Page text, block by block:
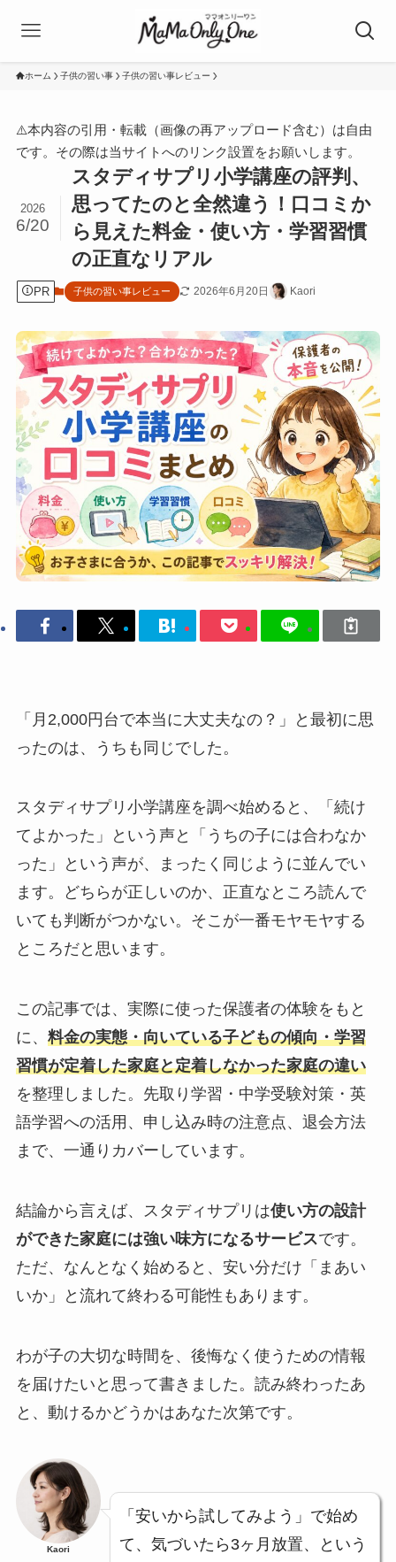
ホーム 子供の習い事 子供の習い事レビュー
⚠️本内容の引用・転載（画像の再アップロード含む）は自由
です。その際は当サイトへのリンク設置をお願いします。
スタディサプリ小学講座の評判、
思ってたのと全然違う！口コミか
ら見えた料金・使い方・学習習慣
の正直なリアル
2026
6/20
PR 子供の習い事レビュー 2026年6月20日 Kaori
「月2,000円台で本当に大丈夫なの？」と最初に思
ったのは、うちも同じでした。
スタディサプリ小学講座を調べ始めると、「続け
てよかった」という声と「うちの子には合わなか
った」という声が、まったく同じように並んでい
ます。どちらが正しいのか、正直なところ読んで
いても判断がつかない。そこが一番モヤモヤする
ところだと思います。
この記事では、実際に使った保護者の体験をもと
に、 料金の実態・向いている子どもの傾向・学習
習慣が定着した家庭と定着しなかった家庭の違い
を整理しました。先取り学習・中学受験対策・英
語学習への活用、申し込み時の注意点、退会方法
まで、一通りカバーしています。
結論から言えば、スタディサプリは使い方の設計
ができた家庭には強い味方になるサービスです。
ただ、なんとなく始めると、安い分だけ「まあい
いか」と流れて終わる可能性もあります。
わが子の大切な時間を、後悔なく使うための情報
を届けたいと思って書きました。読み終わったあ
と、動けるかどうかはあなた次第です。
Kaori
「安いから試してみよう」で始め
て、気づいたら3ヶ月放置、という